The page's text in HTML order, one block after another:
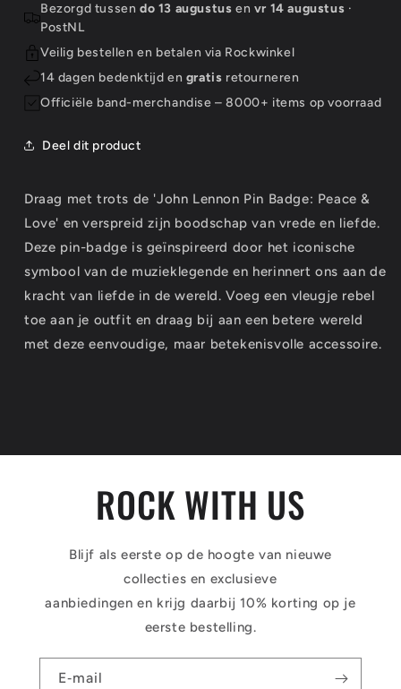
Badge:
Peace
&amp;
Love
Badge:
&amp;
Love
Bezorgd tussen do 13 augustus en vr 14 augustus ·
PostNL
Veilig bestellen en betalen via Rockwinkel
14 dagen bedenktijd en gratis retourneren
Officiële band-merchandise – 8000+ items op voorraad
Deel dit product
Draag met trots de 'John Lennon Pin Badge: Peace &
Love' en verspreid zijn boodschap van vrede en liefde.
Deze pin-badge is geïnspireerd door het iconische
symbool van de muzieklegende en herinnert ons aan de
kracht van liefde in de wereld. Voeg een vleugje rebel
toe aan je outfit en draag bij aan een betere wereld
met deze eenvoudige, maar betekenisvolle accessoire.
ROCK WITH US
Blijf als eerste op de hoogte van nieuwe
collecties en exclusieve
aanbiedingen en krijg daarbij 10% korting op je
eerste bestelling.
E‑mail